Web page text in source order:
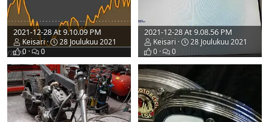
2021-12-28 At 9.10.09 PM
Keisari
28 Joulukuu 2021
0
0
2021-12-28 At 9.08.56 PM
Keisari
28 Joulukuu 2021
0
0